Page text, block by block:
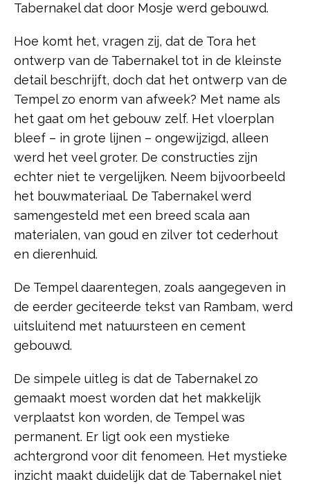
Tabernakel dat door Mosje werd gebouwd.
Hoe komt het, vragen zij, dat de Tora het
ontwerp van de Tabernakel tot in de kleinste
detail beschrijft, doch dat het ontwerp van de
Tempel zo enorm van afweek? Met name als
het gaat om het gebouw zelf. Het vloerplan
bleef – in grote lijnen – ongewijzigd, alleen
werd het veel groter. De constructies zijn
echter niet te vergelijken. Neem bijvoorbeeld
het bouwmateriaal. De Tabernakel werd
samengesteld met een breed scala aan
materialen, van goud en zilver tot cederhout
en dierenhuid.
De Tempel daarentegen, zoals aangegeven in
de eerder geciteerde tekst van Rambam, werd
uitsluitend met natuursteen en cement
gebouwd.
De simpele uitleg is dat de Tabernakel zo
gemaakt moest worden dat het makkelijk
verplaatst kon worden, de Tempel was
permanent. Er ligt ook een mystieke
achtergrond voor dit fenomeen. Het mystieke
inzicht maakt duidelijk dat de Tabernakel niet